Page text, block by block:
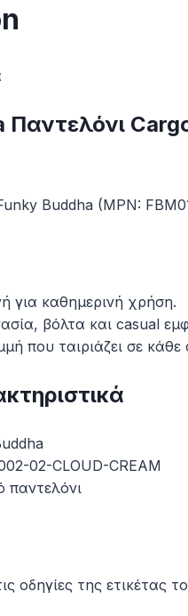
Παντελόνι
Buddha (MPN:
για καθημερινή χρήση.
βόλτα και casual
που ταιριάζει σε κάθε
02-CLOUD-CREAM
παντελόνι
οδηγίες της ετικέτας